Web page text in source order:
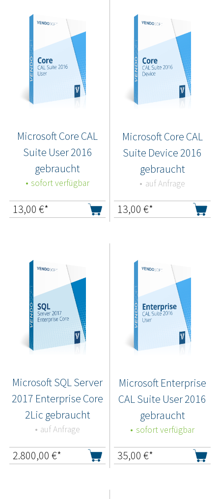
Microsoft Core CAL
Suite User 2016
gebraucht
sofort verfügbar
13,00 €*
Microsoft Core CAL
Suite Device 2016
gebraucht
auf Anfrage
13,00 €*
Microsoft SQL Server
2017 Enterprise Core
2Lic gebraucht
auf Anfrage
2.800,00 €*
Microsoft Enterprise
CAL Suite User 2016
gebraucht
sofort verfügbar
35,00 €*